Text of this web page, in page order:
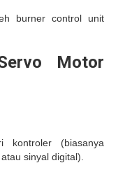
burner control unit
Motor
kontroler (biasanya
sinyal digital).